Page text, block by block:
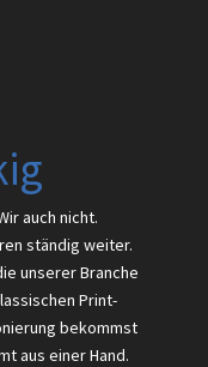
auch nicht.
ständig weiter.
unserer Branche
Print-
bekommst
aus einer Hand.